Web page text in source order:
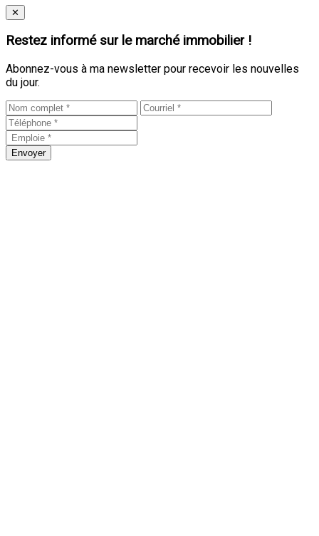
Close
✕
Restez informé sur le marché immobilier !
Abonnez-vous à ma newsletter pour recevoir les nouvelles
du jour.
Envoyer